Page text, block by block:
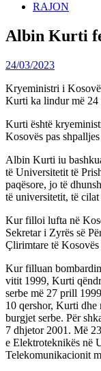
RAJON
Albin Kurti
24/03/2023
Kryeministri i
Kurti ka lindur më 24
Kurti është
Kosovës pas shpalljes
Albin Kurti iu
të Universitetit të
paqësore, jo të
të universitetit, të
Kur filloi lufta në
Sekretar i Zyrës së
Çlirimtare të
Kur filluan
vitit 1999, Kurti
serbe më 27 prill
10 qershor, Kurti dhe
burgjet serbe. Për
7 dhjetor 2001. Më
e Elektroteknikës në
Telekomunikacionit